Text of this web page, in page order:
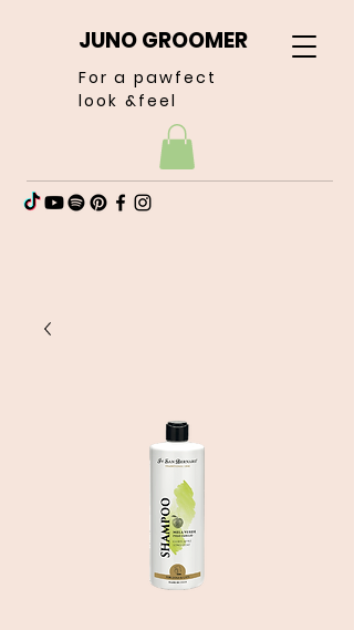
JUNO GROOMER
For a pawfect
look &feel